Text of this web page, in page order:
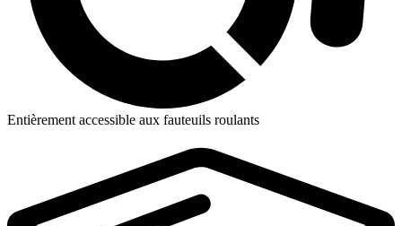
Entièrement accessible aux fauteuils roulants